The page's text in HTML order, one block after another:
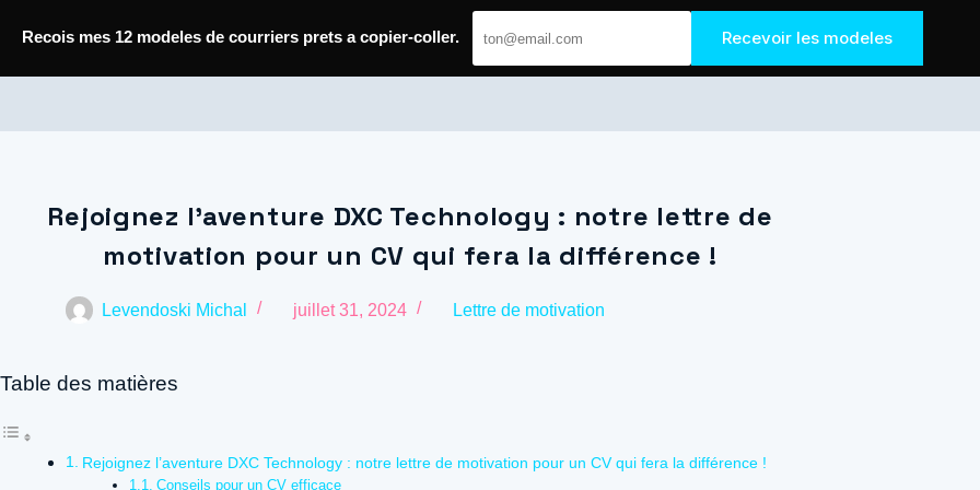
Rejoignez l’aventure DXC Technology : notre lettre de
motivation pour un CV qui fera la différence !
Levendoski Michal juillet 31, 2024 Lettre de motivation
Table des matières
Rejoignez l’aventure DXC Technology : notre lettre de motivation pour un CV qui fera la différence !
Conseils pour un CV efficace
Recois mes 12 modeles de courriers prets a copier-coller. Recevoir les modeles